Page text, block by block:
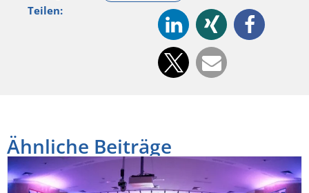
Teilen:
Ähnliche Beiträge